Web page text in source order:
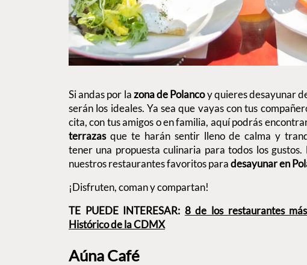
Si andas por lazona de Polancoy quieres desayunar
serán los ideales. Ya sea que vayas con tus
cita, con tus amigos o en familia, aquí podrás
terrazas que te harán sentir lleno de calma y
tener una propuesta culinaria para todos los gustos.
nuestros restaurantes favoritos paradesayunar en
¡Disfruten, coman y compartan!
TE PUEDE INTERESAR: 8 de los restaurantes
Histórico de la CDMX
Aúna Café